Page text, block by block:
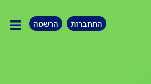
התחברות הרשמה